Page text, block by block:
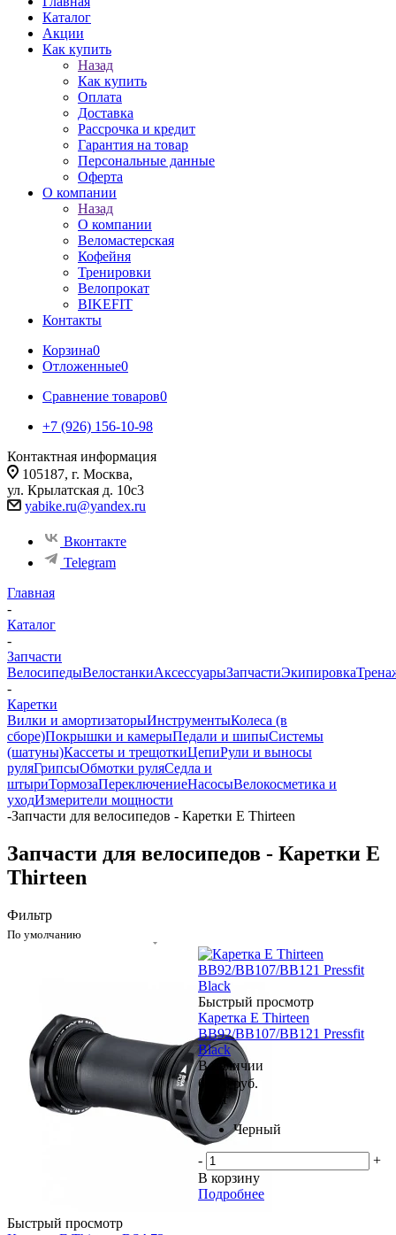
Каталог
Акции
Как купить
Назад
Как купить
Оплата
Доставка
Рассрочка и кредит
Гарантия на товар
Персональные данные
Оферта
О компании
Назад
О компании
Веломастерская
Кофейня
Тренировки
Велопрокат
BIKEFIT
Контакты
Корзина0
Отложенные0
Сравнение товаров0
+7 (926) 156-10-98
Контактная информация
105187, г. Москва,
ул. Крылатская д. 10с3
yabike.ru@yandex.ru
Вконтакте
Telegram
Главная
-
Каталог
-
Запчасти
ВелосипедыВелостанкиАксессуарыЗапчастиЭкипировка
-
Каретки
Вилки и амортизаторыИнструментыКолеса (в
сборе)Покрышки и камерыПедали и шипыСистемы
(шатуны)Кассеты и трещоткиЦепиРули и выносы
руляГрипсыОбмотки руляСедла и
штыриТормозаПереключениеНасосыВелокосметика и
уходИзмерители мощности
-Запчасти для велосипедов - Каретки E Thirteen
Запчасти для велосипедов - Каретки E
Thirteen
Фильтр
По умолчанию
Быстрый просмотр
Быстрый просмотр
Каретка E Thirteen
BB92/BB107/BB121 Pressfit
Black
В наличии
6 890
руб.
Цвет
Черный
-
+
В корзину
Подробнее